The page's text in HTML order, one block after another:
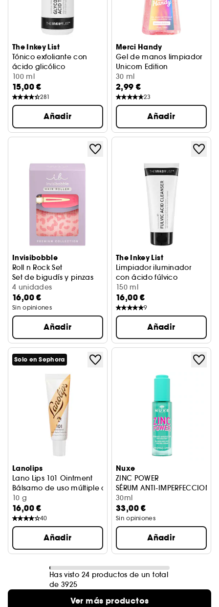
The Inkey List
Tónico exfoliante con
ácido glicólico
100 ml
15,00 €
281
Añadir
Merci Handy
Gel de manos limpiador
Unicorn Edition
30 ml
2,99 €
23
Añadir
Invisibobble
Roll n Rock Set
Set de bigudís y pinzas
4 unidades
16,00 €
Sin opiniones
Añadir
The Inkey List
Limpiador iluminador
con ácido fúlvico
150 ml
16,00 €
9
Añadir
Solo en Sephora
Lanolips
Lano Lips 101 Ointment
Bálsamo de uso múltiple con coco
10 g
16,00 €
40
Añadir
Nuxe
ZINC POWER
SÉRUM ANTI-IMPERFECCION
30ml
33,00 €
Sin opiniones
Añadir
Has visto 24 productos de un total
de 3925
Ver más productos